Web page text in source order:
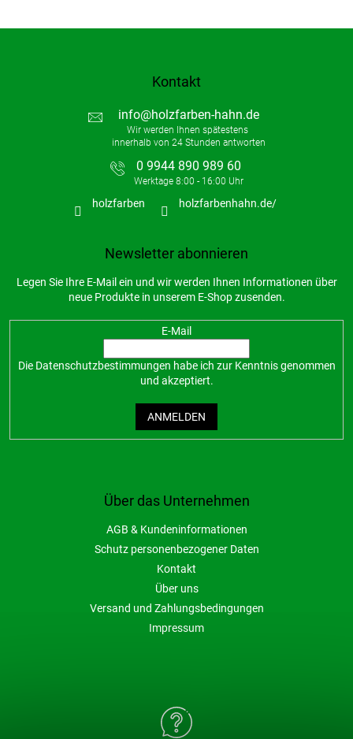
Über das Unternehmen
AGB & Kundeninformationen
Schutz personenbezogener Daten
Kontakt
Über uns
Versand und Zahlungsbedingungen
Impressum
Kontakt
info@holzfarben-hahn.de
0 9944 890 989 60
holzfarben holzfarbenhahn.de/
Newsletter abonnieren
Legen Sie Ihre E-Mail ein und wir werden Ihnen Informationen über
neue Produkte in unserem E-Shop zusenden.
E-Mail
Die Datenschutzbestimmungen habe ich zur Kenntnis genommen
und akzeptiert.
ANMELDEN